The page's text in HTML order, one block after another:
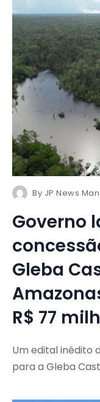
By JP News
Governo
Gleba
R$ 77
Um edital inédito
para a Gleba